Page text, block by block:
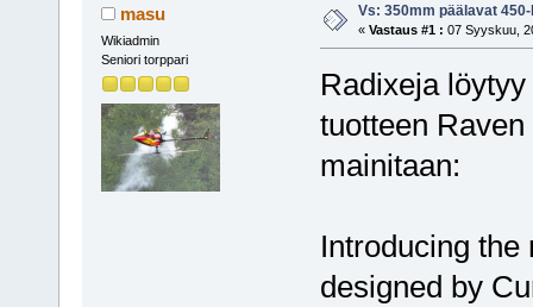
masu
Wikiadmin
Seniori torppari
Vs: 350mm päälavat
« Vastaus #1 : 07 Syyskuu,
Radixeja
tuotteen
mainitaan:
Introducing
designed by